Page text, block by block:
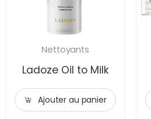
Nettoyants
Ladoze Oil to Milk
Ajouter au panier